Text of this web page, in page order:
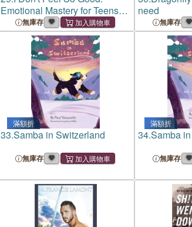
Emotional Mastery for Teens
and Emerging Adults
無庫存
need
無庫存
滿額折
33.Samba in Switzerland
無庫存
滿額折
34.Samba
無庫存